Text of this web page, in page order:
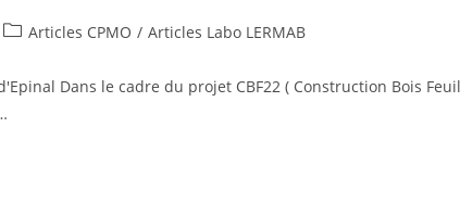
Articles CPMO / Articles Labo LERMAB
Dans le cadre du projet CBF22 ( Construction Bois